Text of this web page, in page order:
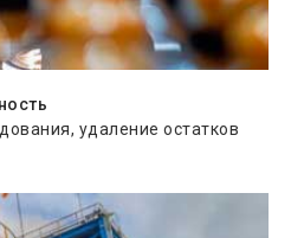
удаление остатков